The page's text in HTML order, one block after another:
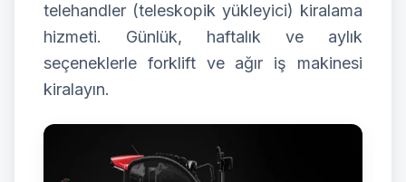
JCB Kiralama
Kurumsal
İletişim
0537 664 48 37
telehandler (teleskopik yükleyici) kiralama
hizmeti. Günlük, haftalık ve aylık
seçeneklerle forklift ve ağır iş makinesi
kiralayın.